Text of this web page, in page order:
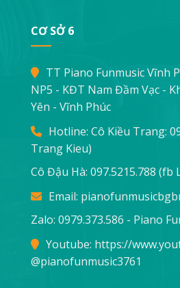
CƠ SỞ 6
TT Piano Funmusic Vĩnh
NP5 - KĐT Nam Đầm Vạc -
Yên - Vĩnh Phúc
Hotline: Cô Kiều Trang:
Trang Kieu)
Cô Đậu Hà: 097.5215.788 (fb
Email:
Zalo: 0979.373.586 - Piano
Youtube: https://
@pianofunmusic3761